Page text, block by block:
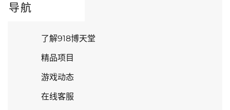
导航
了解918博天堂
精品项目
游戏动态
在线客服